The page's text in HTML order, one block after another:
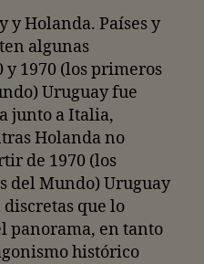
y Holanda. Países y
algunas
y 1970 (los primeros
Uruguay fue
junto a Italia,
Holanda no
de 1970 (los
del Mundo) Uruguay
que lo
panorama, en tanto
histórico